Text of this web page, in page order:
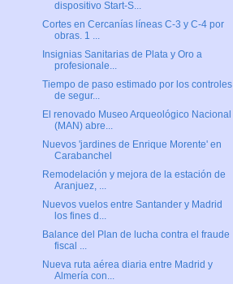
dispositivo Start-S...
Cortes en Cercanías líneas C-3 y C-4 por
obras. 1 ...
Insignias Sanitarias de Plata y Oro a
profesionale...
Tiempo de paso estimado por los controles
de segur...
El renovado Museo Arqueológico Nacional
(MAN) abre...
Nuevos 'jardines de Enrique Morente' en
Carabanchel
Remodelación y mejora de la estación de
Aranjuez, ...
Nuevos vuelos entre Santander y Madrid
los fines d...
Balance del Plan de lucha contra el fraude
fiscal ...
Nueva ruta aérea diaria entre Madrid y
Almería con...